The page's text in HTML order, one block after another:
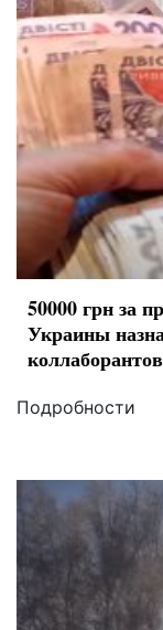
50000 грн за
Украины
Подробности